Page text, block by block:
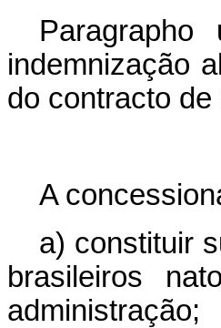
indemnização
do contracto
A
a) constituir
brasileiros
administração;